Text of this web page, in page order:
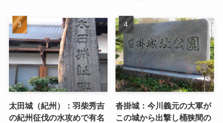
太田城（紀州）：羽柴秀吉
の紀州征伐の水攻めで有名
沓掛城：今川義元の大軍が
この城から出撃し桶狭間の